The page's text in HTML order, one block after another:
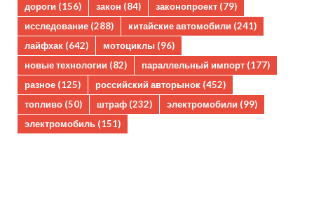
дороги (156) закон (84) законопроект (79)
исследование (288) китайские автомобили (241)
лайфхак (642) мотоциклы (96)
новые технологии (82) параллельный импорт (177)
разное (125) российский авторынок (452)
топливо (50) штраф (232) электромобили (99)
электромобиль (151)